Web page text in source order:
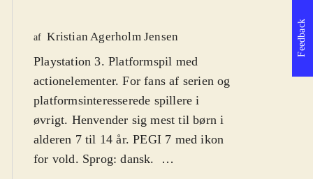
af Kristian Agerholm Jensen
Playstation 3. Platformspil med
actionelementer. For fans af serien og
platformsinteresserede spillere i
øvrigt. Henvender sig mest til børn i
alderen 7 til 14 år. PEGI 7 med ikon
for vold. Sprog: dansk.
Feedback